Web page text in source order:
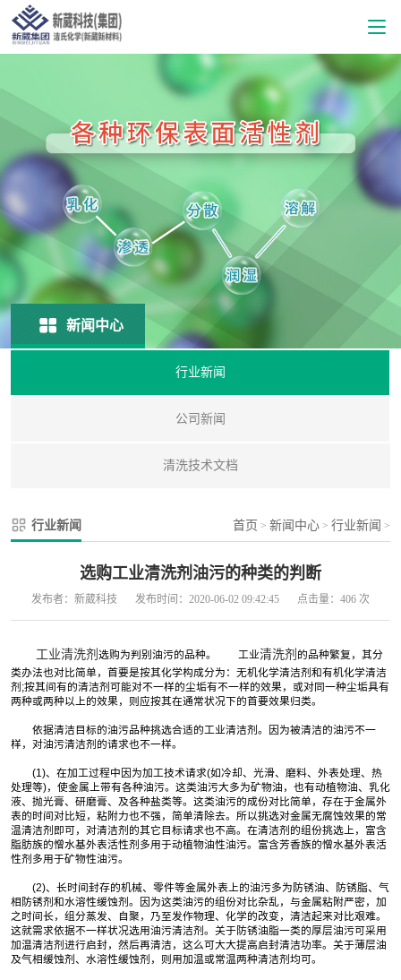
新闻中心
行业新闻
公司新闻
清洗技术文档
行业新闻 首页 > 新闻中心 > 行业新闻 >
选购工业清洗剂油污的种类的判断
发布者：新葳科技 发布时间：2020-06-02 09:42:45 点击量：406 次
工业清洗剂选购为判别油污的品种。 工业清洗剂的品种繁复，其分
类办法也对比简单，首要是按其化学构成分为：无机化学清洁剂和有机化学清洁
剂;按其间有的清洁剂可能对不一样的尘垢有不一样的效果，或对同一种尘垢具有
两种或两种以上的效果，则应按其在通常状况下的首要效果归类。
依据清洁目标的油污品种挑选合适的工业清洁剂。因为被清洁的油污不一
样，对油污清洁剂的请求也不一样。
(1)、在加工过程中因为加工技术请求(如冷却、光滑、磨料、外表处理、热
处理等)，使金属上带有各种油污。这类油污大多为矿物油，也有动植物油、乳化
液、抛光膏、研磨膏、及各种盐类等。这类油污的成份对比简单，存在于金属外
表的时间对比短，粘附力也不强，简单清除去。所以挑选对金属无腐蚀效果的常
温清洁剂即可，对清洁剂的其它目标请求也不高。在清洁剂的组份挑选上，富含
脂肪族的憎水基外表活性剂多用于动植物油性油污。富含芳香族的憎水基外表活
性剂多用于矿物性油污。
(2)、长时间封存的机械、零件等金属外表上的油污多为防锈油、防锈脂、气
相防锈剂和水溶性缓蚀剂。因为这类油污的组份对比杂乱，与金属粘附严密，加
之时间长，组分蒸发、自聚，乃至发作物理、化学的改变，清洁起来对比艰难。
这就需求依据不一样状况选用油污清洁剂。关于防锈油脂一类的厚层油污可采用
加温清洁剂进行启封，然后再清洁，这么可大大提高启封清洁功率。关于薄层油
及气相缓蚀剂、水溶性缓蚀剂，则用加温或常温两种清洁剂均可。